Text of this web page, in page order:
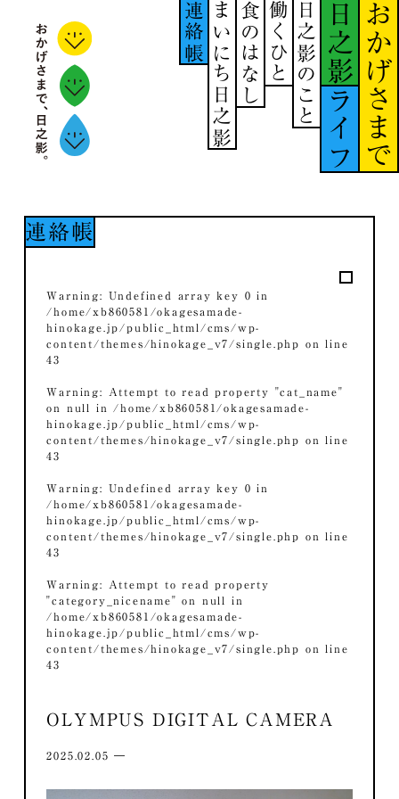
おかげさまで
日之影
ライフ
日之影のこと
働くひと
食のはなし
まいにち日之影
連絡帳
連絡帳
Warning: Undefined array key 0 in
/home/xb860581/okagesamade-
hinokage.jp/public_html/cms/wp-
content/themes/hinokage_v7/single.php
on line
43
Warning: Attempt to read property "cat_name"
on null in /home/xb860581/okagesamade-
hinokage.jp/public_html/cms/wp-
content/themes/hinokage_v7/single.php
on line
43
Warning: Undefined array key 0 in
/home/xb860581/okagesamade-
hinokage.jp/public_html/cms/wp-
content/themes/hinokage_v7/single.php
on line
43
Warning: Attempt to read property
"category_nicename" on null in
/home/xb860581/okagesamade-
hinokage.jp/public_html/cms/wp-
content/themes/hinokage_v7/single.php
on line
43
OLYMPUS DIGITAL CAMERA
2025.02.05 ―